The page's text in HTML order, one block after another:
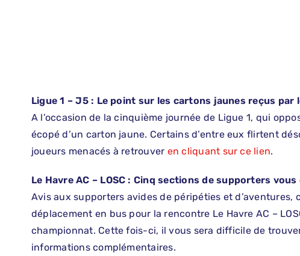
Ligue 1 – J5 : Le point sur les cartons jaunes reçus par
A l’occasion de la cinquième journée de Ligue 1, qui
écopé d’un carton jaune. Certains d’entre eux flirtent
joueurs menacés à retrouver en cliquant sur ce lien.
Le Havre AC – LOSC : Cinq sections de supporters
Avis aux supporters avides de péripéties et
déplacement en bus pour la rencontre Le Havre AC –
championnat. Cette fois-ci, il vous sera difficile de
informations complémentaires.